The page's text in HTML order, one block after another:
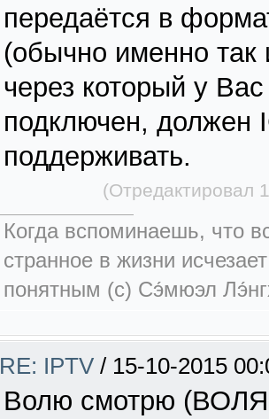
передаётся в
(обычно именно так
через который у
подключен, должен
поддерживать.
(Отредактировал
Когда вспоминаешь, что
странное в жизни
понятным (c) Сэ́мюэл
RE: IPTV / 15-10-2015
Волю смотрю (ВОЛЯ